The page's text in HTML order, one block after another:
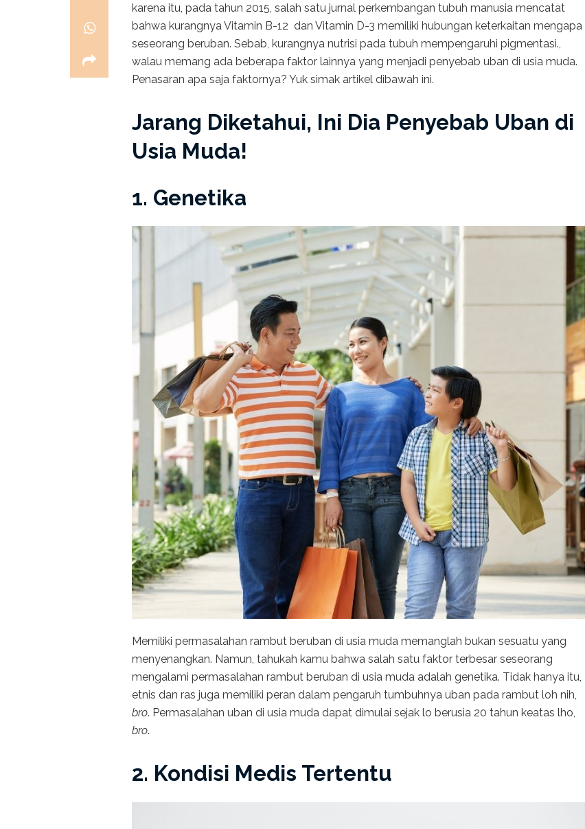
karena itu, pada tahun 2015, salah satu jurnal perkembangan tubuh manusia mencatat
bahwa kurangnya Vitamin B-12 dan Vitamin D-3 memiliki hubungan keterkaitan mengapa
seseorang beruban. Sebab, kurangnya nutrisi pada tubuh mempengaruhi pigmentasi.,
walau memang ada beberapa faktor lainnya yang menjadi penyebab uban di usia muda.
Penasaran apa saja faktornya? Yuk simak artikel dibawah ini.
Jarang Diketahui, Ini Dia Penyebab Uban di
Usia Muda!
1. Genetika
Memiliki permasalahan rambut beruban di usia muda memanglah bukan sesuatu yang
menyenangkan. Namun, tahukah kamu bahwa salah satu faktor terbesar seseorang
mengalami permasalahan rambut beruban di usia muda adalah genetika. Tidak hanya itu,
etnis dan ras juga memiliki peran dalam pengaruh tumbuhnya uban pada rambut loh nih,
bro. Permasalahan uban di usia muda dapat dimulai sejak lo berusia 20 tahun keatas lho,
bro.
2. Kondisi Medis Tertentu